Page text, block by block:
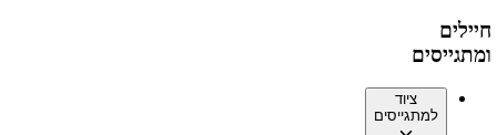
חיילים
ומתגייסים
ציוד
למתגייסים